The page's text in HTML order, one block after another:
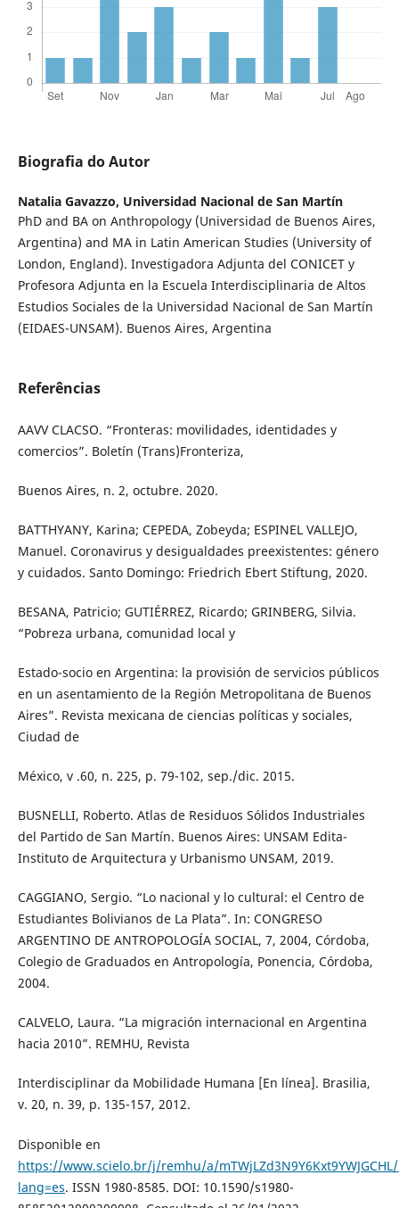
Biografia do Autor
Natalia Gavazzo, Universidad Nacional de San Martín
PhD and BA on Anthropology (Universidad de Buenos Aires,
Argentina) and MA in Latin American Studies (University of
London, England). Investigadora Adjunta del CONICET y
Profesora Adjunta en la Escuela Interdisciplinaria de Altos
Estudios Sociales de la Universidad Nacional de San Martín
(EIDAES-UNSAM). Buenos Aires, Argentina
Referências
AAVV CLACSO. “Fronteras: movilidades, identidades y
comercios”. Boletín (Trans)Fronteriza,
Buenos Aires, n. 2, octubre. 2020.
BATTHYANY, Karina; CEPEDA, Zobeyda; ESPINEL VALLEJO,
Manuel. Coronavirus y desigualdades preexistentes: género
y cuidados. Santo Domingo: Friedrich Ebert Stiftung, 2020.
BESANA, Patricio; GUTIÉRREZ, Ricardo; GRINBERG, Silvia.
“Pobreza urbana, comunidad local y
Estado-socio en Argentina: la provisión de servicios públicos
en un asentamiento de la Región Metropolitana de Buenos
Aires”. Revista mexicana de ciencias políticas y sociales,
Ciudad de
México, v .60, n. 225, p. 79-102, sep./dic. 2015.
BUSNELLI, Roberto. Atlas de Residuos Sólidos Industriales
del Partido de San Martín. Buenos Aires: UNSAM Edita-
Instituto de Arquitectura y Urbanismo UNSAM, 2019.
CAGGIANO, Sergio. “Lo nacional y lo cultural: el Centro de
Estudiantes Bolivianos de La Plata”. In: CONGRESO
ARGENTINO DE ANTROPOLOGÍA SOCIAL, 7, 2004, Córdoba,
Colegio de Graduados en Antropología, Ponencia, Córdoba,
2004.
CALVELO, Laura. “La migración internacional en Argentina
hacia 2010”. REMHU, Revista
Interdisciplinar da Mobilidade Humana [En línea]. Brasilia,
v. 20, n. 39, p. 135-157, 2012.
Disponible en
https://www.scielo.br/j/remhu/a/
lang=es. ISSN 1980-8585. DOI: 10.1590/s1980-